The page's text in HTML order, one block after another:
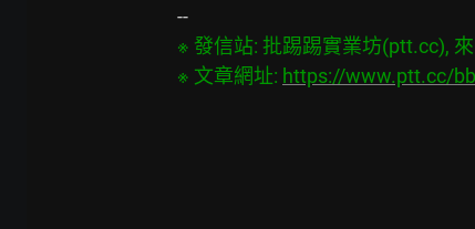
※ 發信站: 批踢踢實業坊(ptt.cc),
※ 文章網址: https://www.ptt.cc/